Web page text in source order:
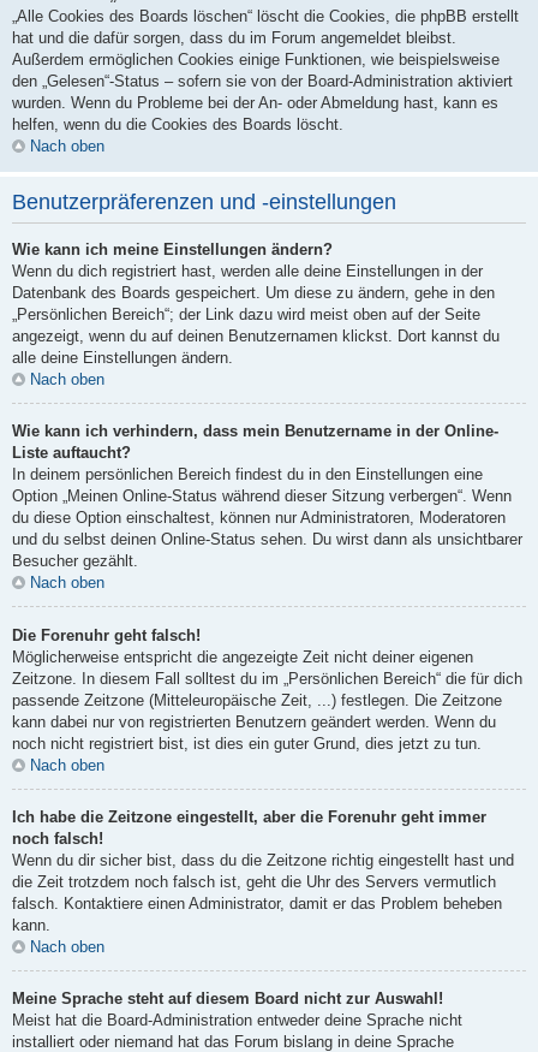
„Alle Cookies des Boards löschen“ löscht die Cookies, die phpBB erstellt
hat und die dafür sorgen, dass du im Forum angemeldet bleibst.
Außerdem ermöglichen Cookies einige Funktionen, wie beispielsweise
den „Gelesen“-Status – sofern sie von der Board-Administration aktiviert
wurden. Wenn du Probleme bei der An- oder Abmeldung hast, kann es
helfen, wenn du die Cookies des Boards löscht.
Nach oben
Benutzerpräferenzen und -einstellungen
Wie kann ich meine Einstellungen ändern?
Wenn du dich registriert hast, werden alle deine Einstellungen in der
Datenbank des Boards gespeichert. Um diese zu ändern, gehe in den
„Persönlichen Bereich“; der Link dazu wird meist oben auf der Seite
angezeigt, wenn du auf deinen Benutzernamen klickst. Dort kannst du
alle deine Einstellungen ändern.
Nach oben
Wie kann ich verhindern, dass mein Benutzername in der Online-
Liste auftaucht?
In deinem persönlichen Bereich findest du in den Einstellungen eine
Option „Meinen Online-Status während dieser Sitzung verbergen“. Wenn
du diese Option einschaltest, können nur Administratoren, Moderatoren
und du selbst deinen Online-Status sehen. Du wirst dann als unsichtbarer
Besucher gezählt.
Nach oben
Die Forenuhr geht falsch!
Möglicherweise entspricht die angezeigte Zeit nicht deiner eigenen
Zeitzone. In diesem Fall solltest du im „Persönlichen Bereich“ die für dich
passende Zeitzone (Mitteleuropäische Zeit, ...) festlegen. Die Zeitzone
kann dabei nur von registrierten Benutzern geändert werden. Wenn du
noch nicht registriert bist, ist dies ein guter Grund, dies jetzt zu tun.
Nach oben
Ich habe die Zeitzone eingestellt, aber die Forenuhr geht immer
noch falsch!
Wenn du dir sicher bist, dass du die Zeitzone richtig eingestellt hast und
die Zeit trotzdem noch falsch ist, geht die Uhr des Servers vermutlich
falsch. Kontaktiere einen Administrator, damit er das Problem beheben
kann.
Nach oben
Meine Sprache steht auf diesem Board nicht zur Auswahl!
Meist hat die Board-Administration entweder deine Sprache nicht
installiert oder niemand hat das Forum bislang in deine Sprache